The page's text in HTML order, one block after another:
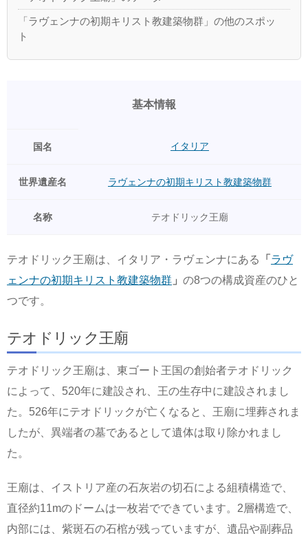
「ラヴェンナの初期キリスト教建築物群」の他のスポッ
ト
基本情報
国名 イタリア
世界遺産名 ラヴェンナの初期キリスト教建築物群
名称 テオドリック王廟
テオドリック王廟は、イタリア・ラヴェンナにある 「 ラヴ
ェンナの初期キリスト教建築物群 」 の8つの構成資産のひと
つです。
テオドリック王廟
テオドリック王廟は、東ゴート王国の創始者テオドリック
によって、520年に建設され、王の生存中に建設されまし
た。526年にテオドリックが亡くなると、王廟に埋葬されま
したが、異端者の墓であるとして遺体は取り除かれまし
た。
王廟は、イストリア産の石灰岩の切石による組積構造で、
直径約11mのドームは一枚岩でできています。2層構造で、
内部には、紫斑石の石棺が残っていますが、遺品や副葬品